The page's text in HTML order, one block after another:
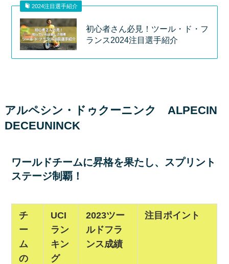
2024注目選手紹介
初心者さん必見！ツール・ド・フ
ランス2024注目選手紹介
アルペシン・ドゥクーニンク ALPECIN
DECEUNINCK
ワールドチームに昇格を果たし、スプリント
ステージ制覇！
チ
ー
ム
の
UCI
ラン
キン
グ
2023ツー
ルドフラ
ンス成績
注目ポイント